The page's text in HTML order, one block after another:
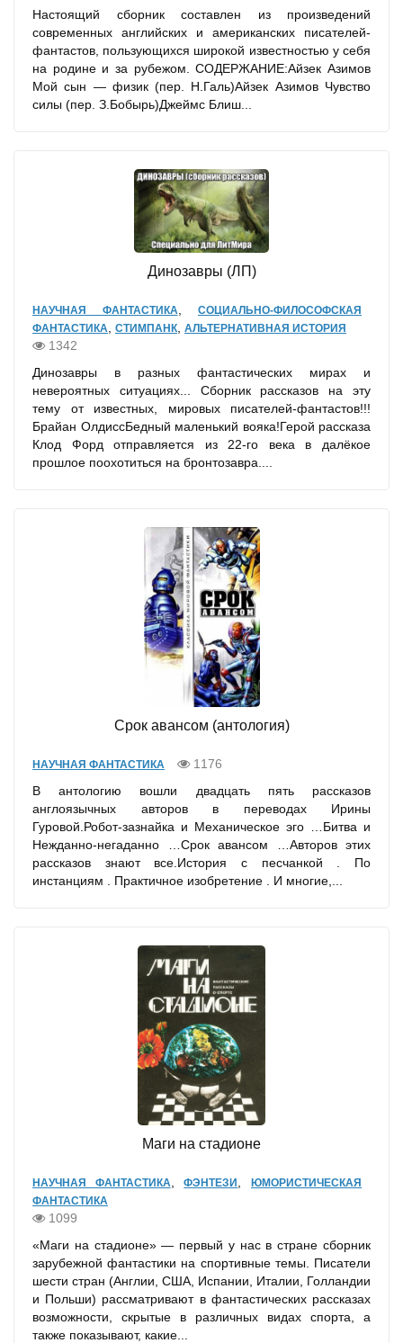
Настоящий сборник составлен из произведений
современных английских и американских писателей-
фантастов, пользующихся широкой известностью у себя
на родине и за рубежом. СОДЕРЖАНИЕ:Айзек Азимов
Мой сын — физик (пер. Н.Галь)Айзек Азимов Чувство
силы (пер. З.Бобырь)Джеймс Блиш...
Динозавры (ЛП)
НАУЧНАЯ ФАНТАСТИКА, СОЦИАЛЬНО-ФИЛОСОФСКАЯ
ФАНТАСТИКА, СТИМПАНК, АЛЬТЕРНАТИВНАЯ ИСТОРИЯ
1342
Динозавры в разных фантастических мирах и
невероятных ситуациях... Сборник рассказов на эту
тему от известных, мировых писателей-фантастов!!!
Брайан ОлдиссБедный маленький вояка!Герой рассказа
Клод Форд отправляется из 22-го века в далёкое
прошлое поохотиться на бронтозавра....
Срок авансом (антология)
НАУЧНАЯ ФАНТАСТИКА
1176
В антологию вошли двадцать пять рассказов
англоязычных авторов в переводах Ирины
Гуровой.Робот-зазнайка и Механическое эго …Битва и
Нежданно-негаданно …Срок авансом …Авторов этих
рассказов знают все.История с песчанкой . По
инстанциям . Практичное изобретение . И многие,...
Маги на стадионе
НАУЧНАЯ ФАНТАСТИКА,ФЭНТЕЗИ ,ЮМОРИСТИЧЕСКАЯ
ФАНТАСТИКА
1099
«Маги на стадионе» — первый у нас в стране сборник
зарубежной фантастики на спортивные темы. Писатели
шести стран (Англии, США, Испании, Италии, Голландии
и Польши) рассматривают в фантастических рассказах
возможности, скрытые в различных видах спорта, а
также показывают, какие...